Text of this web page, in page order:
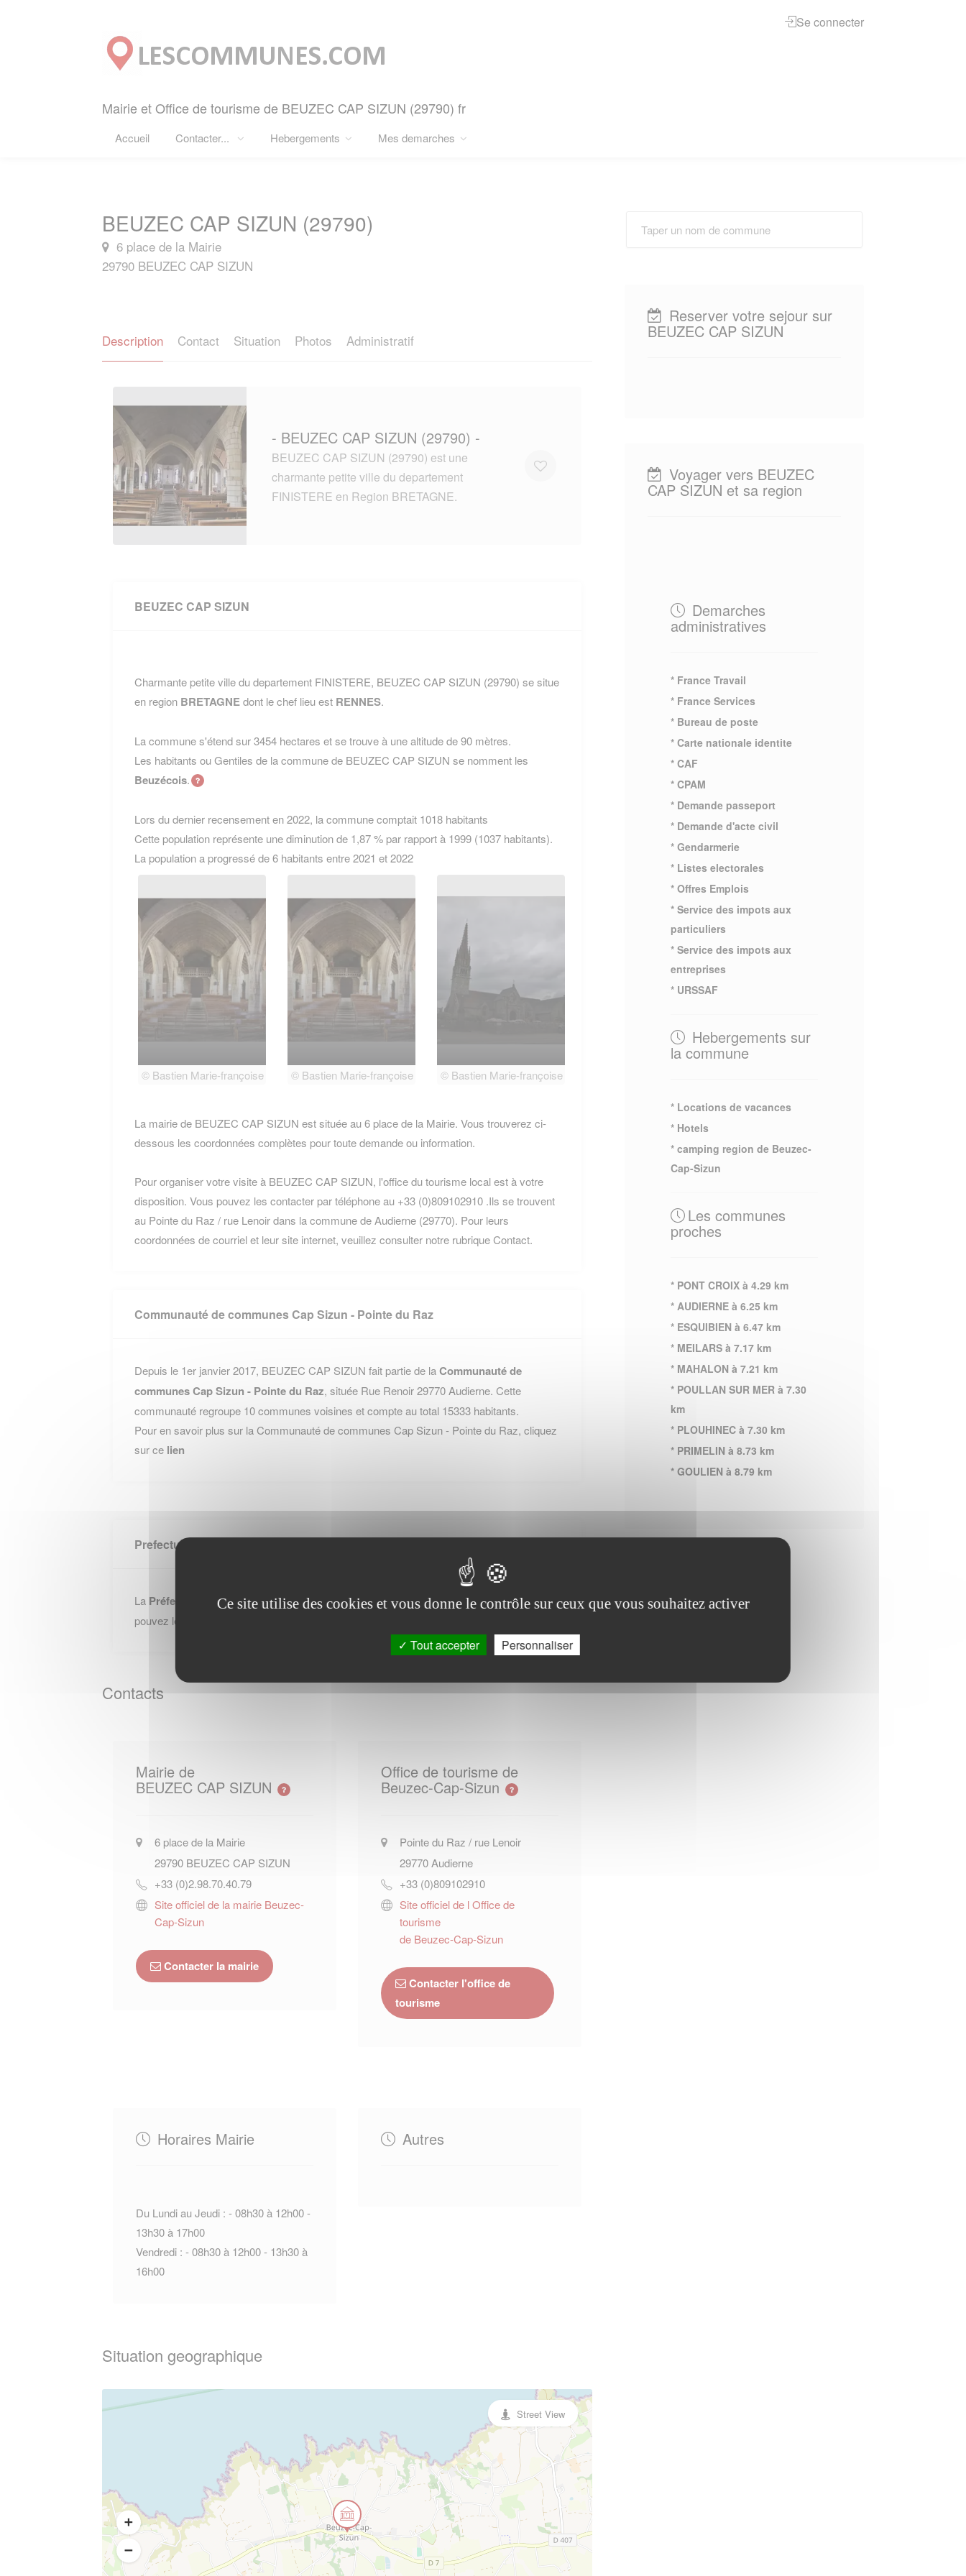
Mairie et Office de tourisme de BEUZEC CAP SIZUN (29790) fr
Accueil Contacter... Hebergements Mes demarches
Se connecter
BEUZEC CAP SIZUN (29790)
6 place de la Mairie
29790 BEUZEC CAP SIZUN
Description Contact Situation Photos Administratif
- BEUZEC CAP SIZUN (29790) -
BEUZEC CAP SIZUN (29790) est une
charmante petite ville du departement
FINISTERE en Region BRETAGNE.
BEUZEC CAP SIZUN
Charmante petite ville du departement FINISTERE, BEUZEC CAP SIZUN (29790) se situe
en region BRETAGNEdont le chef lieu est RENNES.
La commune s'étend sur 3454 hectares et se trouve à une altitude de 90 mètres.
Les habitants ou Gentiles de la commune de BEUZEC CAP SIZUN se nomment les
Beuzécois.
Lors du dernier recensement en 2022, la commune comptait 1018 habitants
Cette population représente une diminution de 1,87 % par rapport à 1999 (1037 habitants).
La population a progressé de 6 habitants entre 2021 et 2022
© Bastien Marie-françoise © Bastien Marie-françoise © Bastien Marie-françoise
La mairie de BEUZEC CAP SIZUN est située au 6 place de la Mairie. Vous trouverez ci-
dessous les coordonnées complètes pour toute demande ou information.
Pour organiser votre visite à BEUZEC CAP SIZUN, l'office du tourisme local est à votre
disposition. Vous pouvez les contacter par téléphone au +33 (0)809102910 .Ils se trouvent
au Pointe du Raz / rue Lenoir dans la commune de Audierne (29770). Pour leurs
coordonnées de courriel et leur site internet, veuillez consulter notre rubrique Contact.
Communauté de communes Cap Sizun - Pointe du Raz
Depuis le 1er janvier 2017, BEUZEC CAP SIZUN fait partie de laCommunauté de
communes Cap Sizun - Pointe du Raz, située Rue Renoir 29770 Audierne. Cette
communauté regroupe 10 communes voisines et compte au total 15333 habitants.
Pour en savoir plus sur la Communauté de communes Cap Sizun - Pointe du Raz, cliquez
sur ce lien
Prefecture FINISTERE
La Préfecture - Finistèrese situe 42 boulevard Dupleix 29320 Quimper Cedex, vous
pouvez les joindre au +33 (0)290772000.
Contacts
Mairie de
BEUZEC CAP SIZUN
6 place de la Mairie
29790 BEUZEC CAP SIZUN
+33 (0)2.98.70.40.79
Site officiel de la mairie Beuzec-
Cap-Sizun
Contacter la mairie
Office de tourisme de
Beuzec-Cap-Sizun
Pointe du Raz / rue Lenoir
29770 Audierne
+33 (0)809102910
Site officiel de l Office de
tourisme
de Beuzec-Cap-Sizun
Contacter l'office de
tourisme
Horaires Mairie
Du Lundi au Jeudi : - 08h30 à 12h00 -
13h30 à 17h00
Vendredi : - 08h30 à 12h00 - 13h30 à
16h00
Autres
Situation geographique
Street View
Reserver votre sejour sur
BEUZEC CAP SIZUN
Voyager vers BEUZEC
CAP SIZUN et sa region
Demarches
administratives
* France Travail
* France Services
* Bureau de poste
* Carte nationale identite
* CAF
* CPAM
* Demande passeport
* Demande d'acte civil
* Gendarmerie
* Listes electorales
* Offres Emplois
* Service des impots aux
particuliers
* Service des impots aux
entreprises
* URSSAF
Hebergements sur
la commune
* Locations de vacances
* Hotels
* camping region de Beuzec-
Cap-Sizun
Les communes
proches
* PONT CROIX à 4.29 km
* AUDIERNE à 6.25 km
* ESQUIBIEN à 6.47 km
* MEILARS à 7.17 km
* MAHALON à 7.21 km
* POULLAN SUR MER à 7.30
km
* PLOUHINEC à 7.30 km
* PRIMELIN à 8.73 km
* GOULIEN à 8.79 km
Ce site utilise des cookies et vous donne le contrôle sur ceux que vous souhaitez activer
Tout accepter Personnaliser